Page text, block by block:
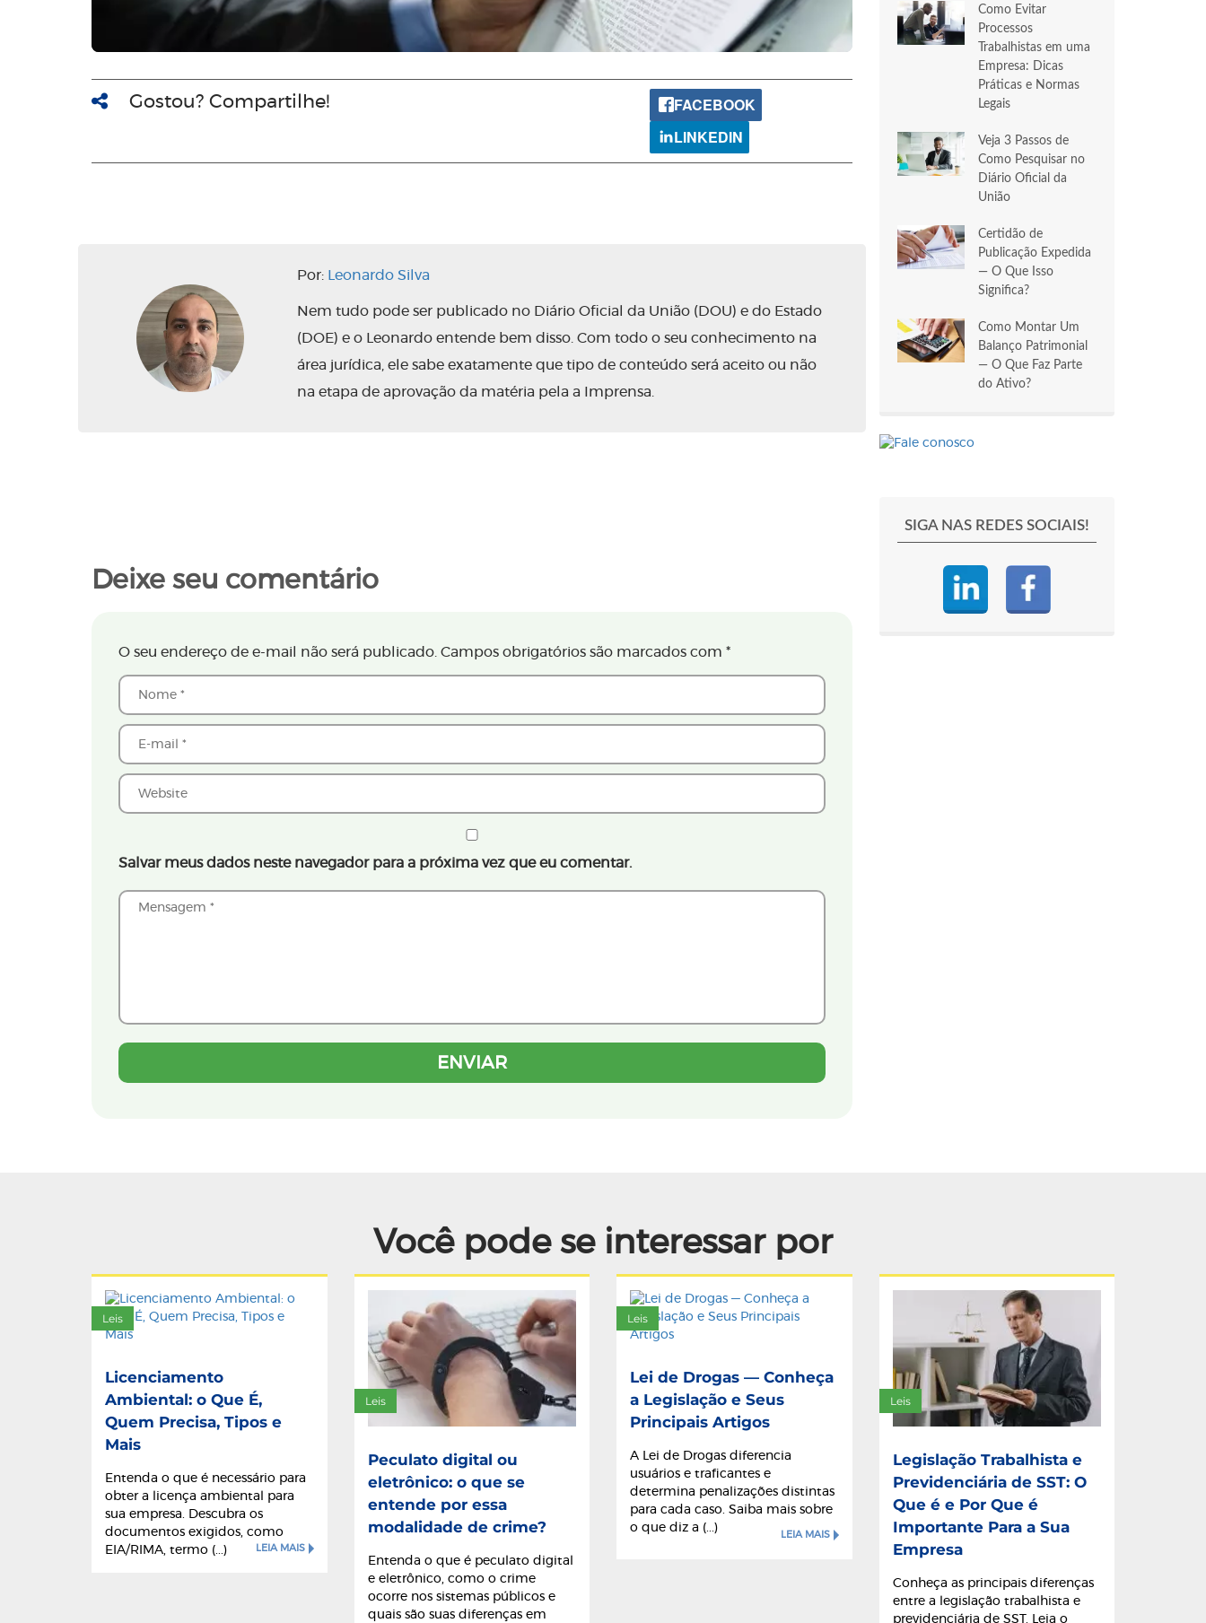
Gostou? Compartilhe!
FACEBOOK
LINKEDIN
Por: Leonardo Silva
Nem tudo pode ser publicado no Diário Oficial da União (DOU) e do Estado
(DOE) e o Leonardo entende bem disso. Com todo o seu conhecimento na
área jurídica, ele sabe exatamente que tipo de conteúdo será aceito ou não
na etapa de aprovação da matéria pela a Imprensa.
Deixe seu comentário
O seu endereço de e-mail não será publicado. Campos obrigatórios são marcados com *
Salvar meus dados neste navegador para a próxima vez que eu comentar.
Como Evitar
Processos
Trabalhistas em uma
Empresa: Dicas
Práticas e Normas
Legais
Veja 3 Passos de
Como Pesquisar no
Diário Oficial da
União
Certidão de
Publicação Expedida
— O Que Isso
Significa?
Como Montar Um
Balanço Patrimonial
— O Que Faz Parte
do Ativo?
SIGA NAS REDES SOCIAIS!
Você pode se interessar por
Leis
Licenciamento
Ambiental: o Que É,
Quem Precisa, Tipos e
Mais
Entenda o que é necessário para
obter a licença ambiental para
sua empresa. Descubra os
documentos exigidos, como
EIA/RIMA, termo (...)
LEIA MAIS
Leis
Peculato digital ou
eletrônico: o que se
entende por essa
modalidade de crime?
Entenda o que é peculato digital
e eletrônico, como o crime
ocorre nos sistemas públicos e
quais são suas diferenças em
Leis
Lei de Drogas — Conheça
a Legislação e Seus
Principais Artigos
A Lei de Drogas diferencia
usuários e traficantes e
determina penalizações distintas
para cada caso. Saiba mais sobre
o que diz a (...)
LEIA MAIS
Leis
Legislação Trabalhista e
Previdenciária de SST: O
Que é e Por Que é
Importante Para a Sua
Empresa
Conheça as principais diferenças
entre a legislação trabalhista e
previdenciária de SST. Leia o